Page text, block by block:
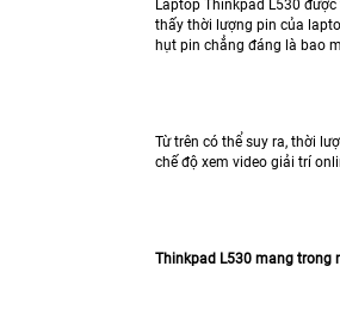
Laptop Thinkpad L530
thấy thời lượng pin của
hụt pin chẳng đáng là bao
Từ trên có thể suy ra, thời
chế độ xem video giải trí
Thinkpad L530 mang trong